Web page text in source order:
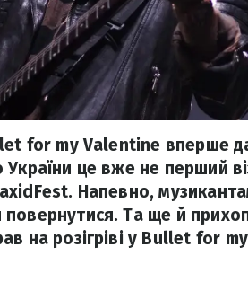
for my Valentine вперше
це вже не перший
Напевно,
Та ще й
на розігріві у Bullet for